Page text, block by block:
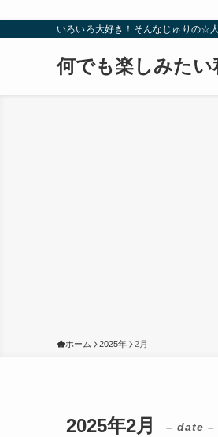
いろいろ大好き！そんなじゅりの☆
何でも楽しみた
ホーム 2025年 2月
2025年2月 – date –